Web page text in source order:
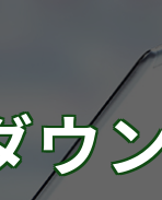
ウ